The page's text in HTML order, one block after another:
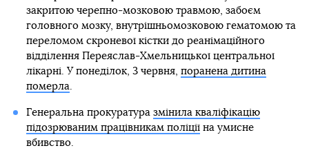
закритою черепно-мозковою травмою, забоєм
головного мозку, внутрішньомозковою гематомою та
переломом скроневої кістки до реанімаційного
відділення Переяслав-Хмельницької центральної
лікарні. У понеділок, 3 червня, поранена дитина
померла.
Генеральна прокуратура змінила кваліфікацію
підозрюваним працівникам поліціїна умисне
вбивство.